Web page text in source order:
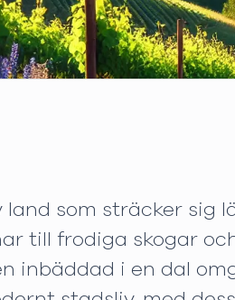
som sträcker sig
till frodiga skogar
inbäddad i en dal